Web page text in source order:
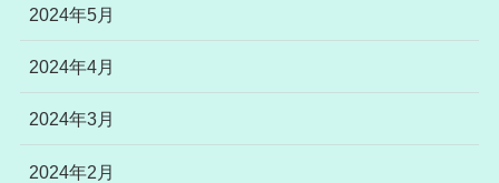
2024年5月
2024年4月
2024年3月
2024年2月